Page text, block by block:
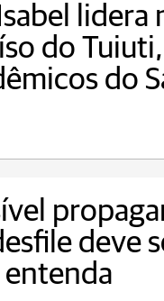
lidera
do
do
deve
entenda